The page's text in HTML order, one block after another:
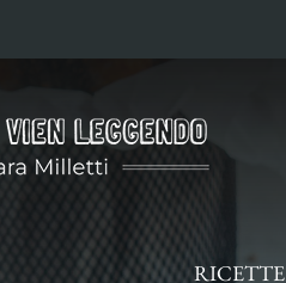
RICETTE